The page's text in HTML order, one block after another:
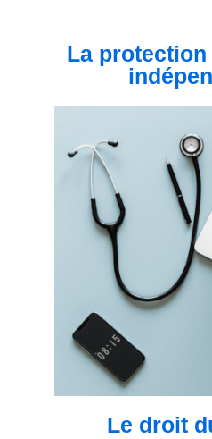
La
Le droit